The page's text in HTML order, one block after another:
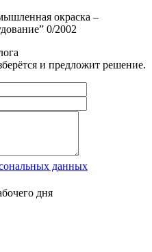
окраска –
0/2002
и предложит решение.
данных
дня